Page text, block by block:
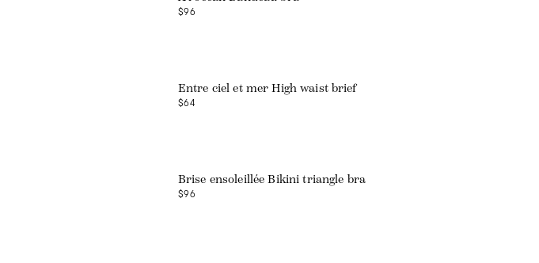
$96
Entre ciel et mer High waist brief
$64
Brise ensoleillée Bikini triangle bra
$96